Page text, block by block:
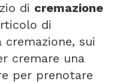
di cremazione
di
sui
cremare una
per prenotare